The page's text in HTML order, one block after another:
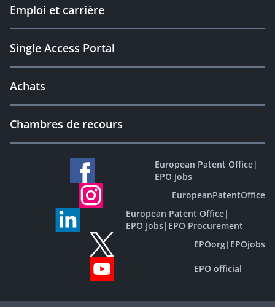
Emploi et carrière
Single Access Portal
Achats
Chambres de recours
European Patent Office|
EPO Jobs
EuropeanPatentOffice
European Patent Office|
EPO Jobs| EPO Procurement
EPOorg| EPOjobs
EPO official